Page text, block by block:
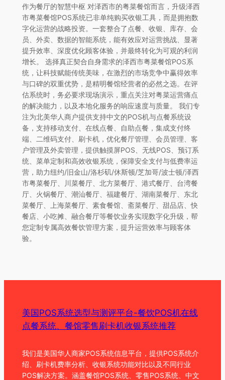
作为餐厅的智慧中枢 对泽西市的粤菜餐馆而言，升级泽西
市粤菜餐馆POS系统已非单纯购买收银工具，而是拥抱数
字化运营的战略投资。一套整合了点餐、收银、库存、会
员、外卖、数据的智能系统，能有效应对运营挑战、显著
提升效率、深度优化顾客体验，并最终转化为可观的利润
增长。 选择真正契合自身需求的泽西市粤菜餐馆POS系
统，让科技赋能传统美味，在激烈的市场竞争中赢得效率
与口碑的双重优势，是精明餐馆经营者的必然之选。在评
估系统时，务必要求现场演示，重点关注对粤菜运营痛点
的解决能力，以及本地化服务的响应速度与质量。 我们专
注为北美华人商户提供支持中文的POS机与点餐系统设
备，支持移动支付、在线点餐、自助点餐，集成支付终
端、二维码支付、刷卡机，优化餐厅管理、会员管理、客
户管理及外卖管理，提供触摸屏POS、无线POS、预订系
统、菜单定制和高效收银系统，保障安全支付与低费率运
营，助力纽约/旧金山/洛杉矶/休斯顿/芝加哥/波士顿/泽西
市粤菜餐厅、川菜餐厅、北方菜餐厅、港式餐厅、台湾餐
厅、火锅餐厅、潮汕餐厅、福建餐厅、湖南菜餐厅、东北
菜餐厅、上海菜餐厅、素食餐馆、斋菜餐厅、甜品店、快
餐店、小吃摊、融合餐厅等餐饮业务实现数字化升级，帮
您定制专属高效餐饮管理方案，提升运营效率与顾客体
验。
美国POS系统选型与测评平台-餐饮POS机在线
点餐系统、餐馆零售刷卡机收银系统推荐
我们是美国华人商家POS系统信息平台，提供POS系统介
绍、刷卡机费率分析、收银系统功能对比以及不同行业
POS解决方案。涵盖餐馆POS系统、零售POS系统、中文